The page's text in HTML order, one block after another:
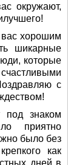
окружают,
вас хорошим
шикарные
которые
с
под знаком
приятно
было без
как
дней в